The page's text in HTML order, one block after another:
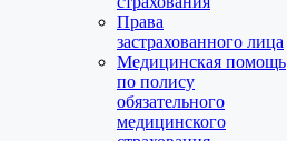
Права
застрахованного лица
Медицинская помощь
по полису
обязательного
медицинского